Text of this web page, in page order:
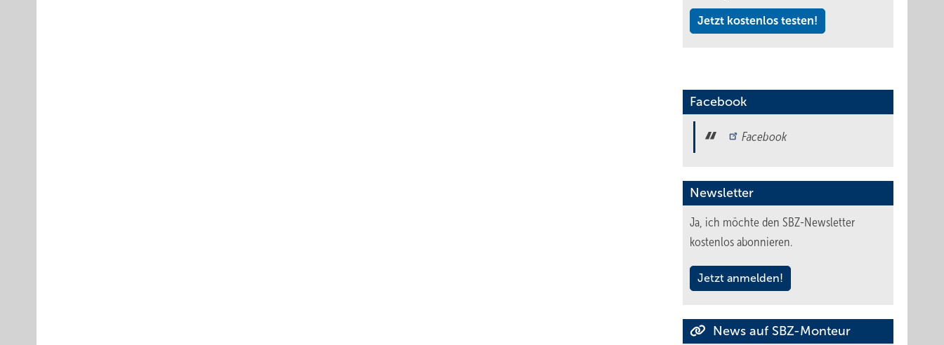
Jetzt kostenlos testen!
Facebook
Facebook
Newsletter
Ja, ich möchte den SBZ-Newsletter
kostenlos abonnieren.
Jetzt anmelden!
News auf SBZ-Monteur